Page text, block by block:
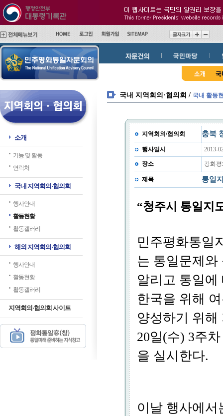
인
메
바
문
바
가
소개
기능 및 활동
연락처
국내 지역회의·협의회
행사안내
활동현황
활동갤러리
해외 지역회의·협의회
행사안내
활동현황
활동갤러리
지역회의·협의회 사이트
국내 지역회의·협의회 / 국내 활동
지역회의/협의회 충북
행사일시 2013-
장소 강화
제목 통일
“청주시 통일지
민주평화통일
는 통일문제
알리고 통일
한국을 위해
양성하기 위해
20일(수) 3주
을 실시한다.
이날 행사에